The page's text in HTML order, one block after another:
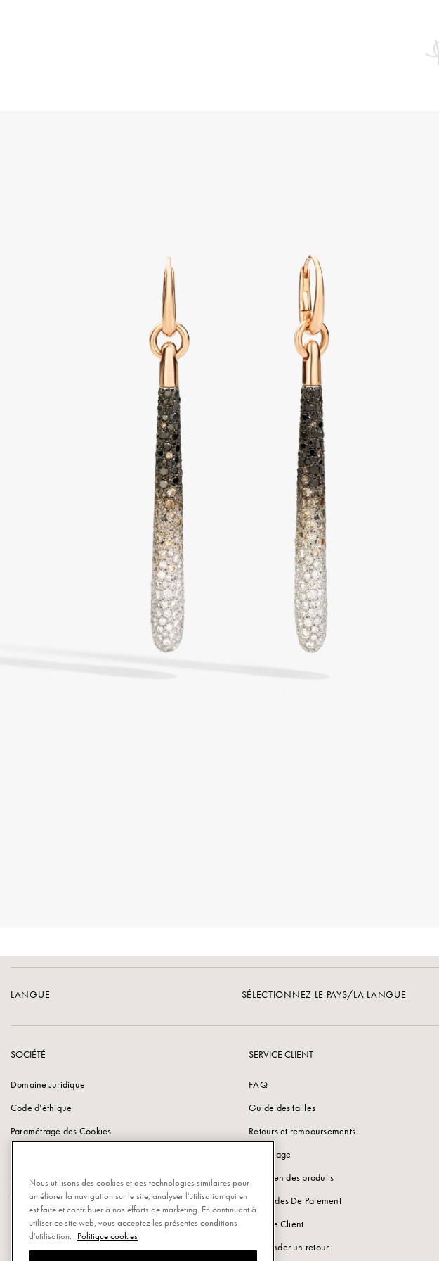
LANGUE SÉLECTIONNEZ LE PAYS/LA LANGUE
SOCIÉTÉ
Domaine Juridique
Code d’éthique
Paramétrage des Cookies
Cookie Policy
Vulnerability Disclosure Policy
Informations sur la société
Carrières chez Pomellato
SERVICE CLIENT
FAQ
Guide des tailles
Retours et remboursements
Emballage
Entretien des produits
Méthodes De Paiement
Service Client
Demander un retour
Nous utilisons des cookies et des technologies similaires pour
améliorer la navigation sur le site, analyser l'utilisation qui en
est faite et contribuer à nos efforts de marketing. En continuant à
utiliser ce site web, vous acceptez les présentes conditions
d'utilisation.
Politique cookies